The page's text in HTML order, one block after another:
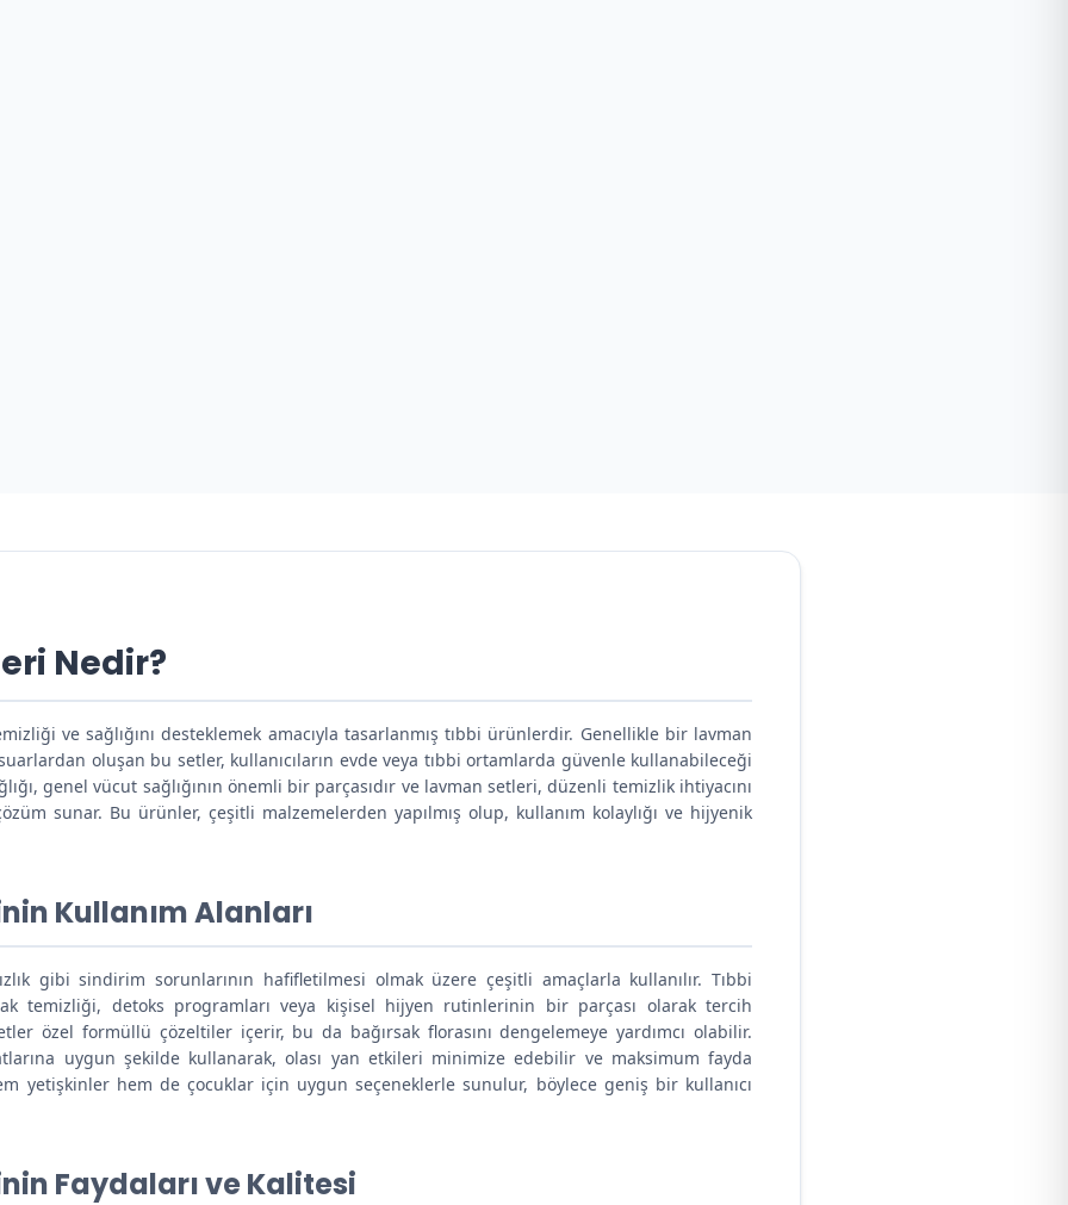
Nedir?
ve sağlığını desteklemek amacıyla tasarlanmış tıbbi ürünlerdir. Genellikle bir lavman
oluşan bu setler, kullanıcıların evde veya tıbbi ortamlarda güvenle kullanabileceği
genel vücut sağlığının önemli bir parçasıdır ve lavman setleri, düzenli temizlik ihtiyacını
sunar. Bu ürünler, çeşitli malzemelerden yapılmış olup, kullanım kolaylığı ve hijyenik
Kullanım Alanları
gibi sindirim sorunlarının hafifletilmesi olmak üzere çeşitli amaçlarla kullanılır. Tıbbi
temizliği, detoks programları veya kişisel hijyen rutinlerinin bir parçası olarak tercih
özel formüllü çözeltiler içerir, bu da bağırsak florasını dengelemeye yardımcı olabilir.
uygun şekilde kullanarak, olası yan etkileri minimize edebilir ve maksimum fayda
yetişkinler hem de çocuklar için uygun seçeneklerle sunulur, böylece geniş bir kullanıcı
Faydaları ve Kalitesi